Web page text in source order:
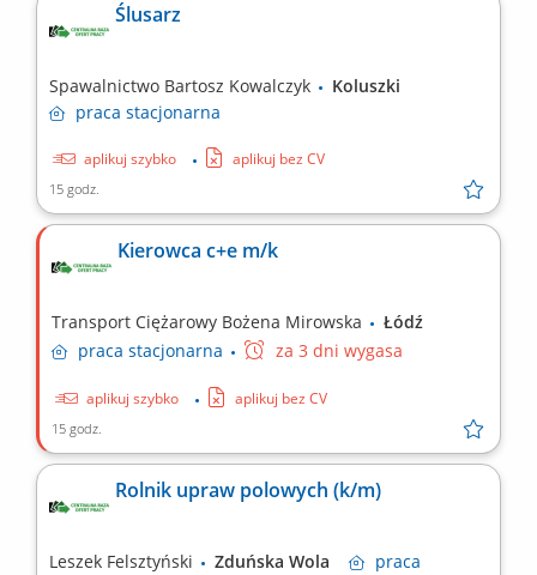
Ślusarz
Spawalnictwo Bartosz Kowalczyk
Koluszki
praca stacjonarna
aplikuj szybko aplikuj bez CV
15 godz.
Kierowca c+e m/k
Transport Ciężarowy Bożena Mirowska
Łódź
praca stacjonarna za 3 dni wygasa
aplikuj szybko aplikuj bez CV
15 godz.
Rolnik upraw polowych (k/m)
Leszek Felsztyński Zduńska Wola
praca